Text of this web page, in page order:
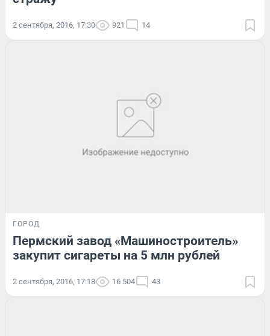
2 сентября, 2016, 17:30 921 14
ГОРОД
Пермский завод «Машиностроитель»
закупит сигареты на 5 млн рублей
2 сентября, 2016, 17:18 16 504 43